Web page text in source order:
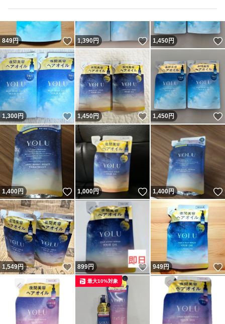
849円 いいね！
1,390円 いいね！
1,450円
1,300円 いいね！
1,450円 いいね！
1,450円
1,400円 いいね！
1,000円 いいね！
1,400円
1,549円 いいね！
899円 いいね！
949円
最大10%対象